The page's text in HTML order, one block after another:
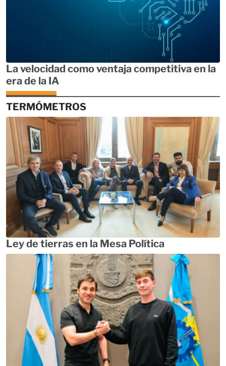
La velocidad como ventaja competitiva en la
era de la IA
TERMÓMETROS
Ley de tierras en la Mesa Política